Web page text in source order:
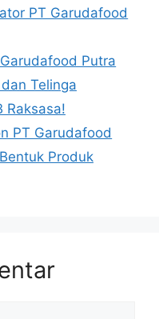
PT Garudafood
Putra
Telinga
Raksasa!
PT Garudafood
Produk